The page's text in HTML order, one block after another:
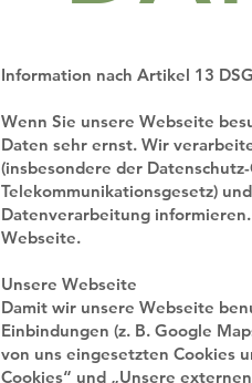
Information nach Artikel 13
Wenn Sie unsere Webseite
Daten sehr ernst. Wir
(insbesondere der
Telekommunikationsgesetz)
Datenverarbeitung
Webseite.
Unsere Webseite
Damit wir unsere Webseite
Einbindungen (z. B. Google
von uns eingesetzten Cookies
Cookies“ und „Unsere